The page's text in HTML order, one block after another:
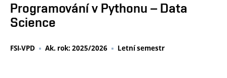
Programování v Pythonu – Data
Science
FSI-VPD Ak. rok: 2025/2026 Letní semestr